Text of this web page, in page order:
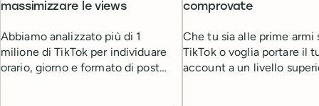
massimizzare le views
Abbiamo analizzato più di 1
milione di TikTok per individuare
orario, giorno e formato di post
comprovate
Che tu sia alle prime armi
TikTok o voglia portare il
account a un livello